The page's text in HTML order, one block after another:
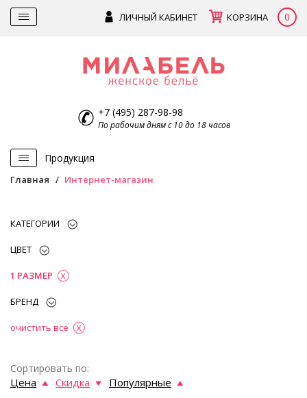
ЛИЧНЫЙ КАБИНЕТ КОРЗИНА 0
+7 (495) 287-98-98
По рабочим дням с 10 до 18 часов
Продукция
Главная Интернет-магазин
КАТЕГОРИИ
ЦВЕТ
1 РАЗМЕР
БРЕНД
очистить все
Сортировать по:
Цена Скидка Популярные